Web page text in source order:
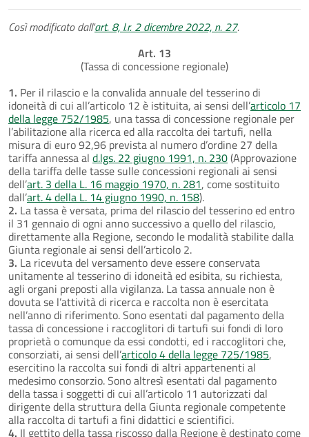
Così modificato dall'art. 8, l.r. 2 dicembre 2022, n. 27.
Art. 13
(Tassa di concessione regionale)
1. Per il rilascio e la convalida annuale del tesserino di
idoneità di cui all’articolo 12 è istituita, ai sensi dell’articolo 17
della legge 752/1985, una tassa di concessione regionale per
l’abilitazione alla ricerca ed alla raccolta dei tartufi, nella
misura di euro 92,96 prevista al numero d’ordine 27 della
tariffa annessa al d.lgs. 22 giugno 1991, n. 230(Approvazione
della tariffa delle tasse sulle concessioni regionali ai sensi
dell’art. 3 della L. 16 maggio 1970, n. 281, come sostituito
dall’art. 4 della L. 14 giugno 1990, n. 158).
2. La tassa è versata, prima del rilascio del tesserino ed entro
il 31 gennaio di ogni anno successivo a quello del rilascio,
direttamente alla Regione, secondo le modalità stabilite dalla
Giunta regionale ai sensi dell’articolo 2.
3. La ricevuta del versamento deve essere conservata
unitamente al tesserino di idoneità ed esibita, su richiesta,
agli organi preposti alla vigilanza. La tassa annuale non è
dovuta se l’attività di ricerca e raccolta non è esercitata
nell’anno di riferimento. Sono esentati dal pagamento della
tassa di concessione i raccoglitori di tartufi sui fondi di loro
proprietà o comunque da essi condotti, ed i raccoglitori che,
consorziati, ai sensi dell’articolo 4 della legge 725/1985,
esercitino la raccolta sui fondi di altri appartenenti al
medesimo consorzio. Sono altresì esentati dal pagamento
della tassa i soggetti di cui all’articolo 11 autorizzati dal
dirigente della struttura della Giunta regionale competente
alla raccolta di tartufi a fini didattici e scientifici.
4. Il gettito della tassa riscosso dalla Regione è destinato come